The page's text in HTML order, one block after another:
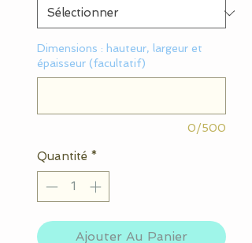
Dimensions : hauteur, largeur et
épaisseur (facultatif)
0/500
Quantité *
Ajouter Au Panier